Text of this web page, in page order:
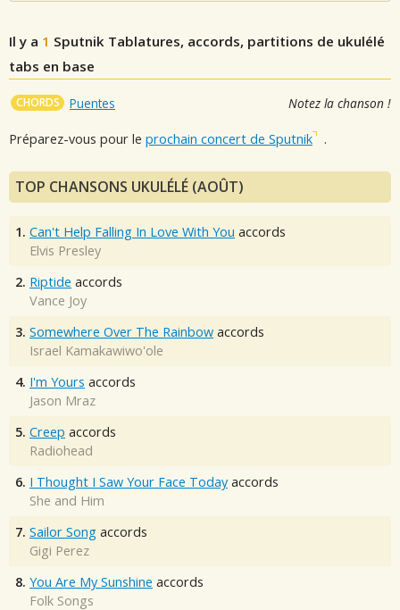
Il y a 1 Sputnik Tablatures, accords, partitions de ukulélé
tabs en base
CHORDS Puentes Notez la chanson !
Préparez-vous pour le prochain concert de Sputnik .
TOP CHANSONS UKULÉLÉ (AOÛT)
1. Can't Help Falling In Love With You accords
Elvis Presley
2. Riptide accords
Vance Joy
3. Somewhere Over The Rainbow accords
Israel Kamakawiwo'ole
4. I'm Yours accords
Jason Mraz
5. Creep accords
Radiohead
6. I Thought I Saw Your Face Today accords
She and Him
7. Sailor Song accords
Gigi Perez
8. You Are My Sunshine accords
Folk Songs